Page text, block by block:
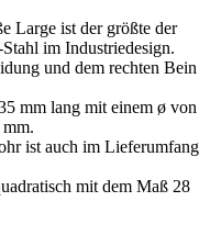
Large ist der größte der
im Industriedesign.
und dem rechten Bein
mm lang mit einem ø von
ist auch im Lieferumfang
mit dem Maß 28